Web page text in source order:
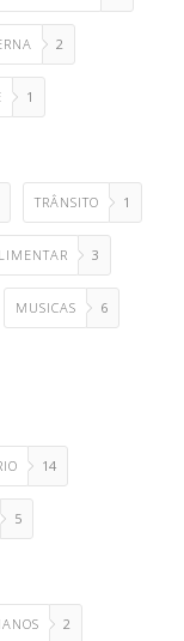
2
1
TRÂNSITO 1
3
MUSICAS 6
14
5
2